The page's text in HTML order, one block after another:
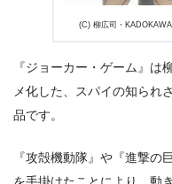
(C) 柳広司・
『ジョーカー・ゲーム』は
メ化した、スパイの知られ
品です。
『攻殻機動隊』や『進撃